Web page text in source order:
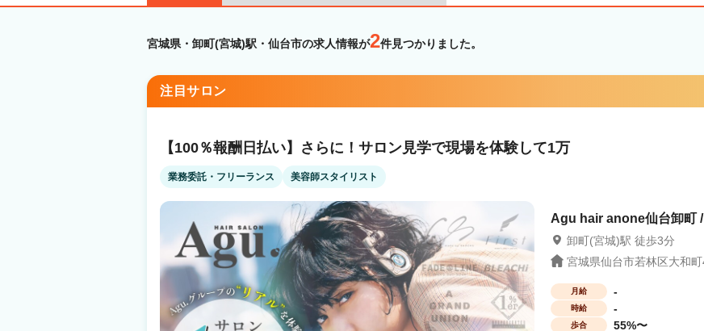
宮城県・卸町(宮城)駅・仙台市の求人情報が2件見つかりました。
注目サロン
【100％報酬日払い】さらに！サロン見学で現場を体験して1万
業務委託・フリーランス 美容師スタイリスト
Agu hair anone仙台卸町 /
卸町(宮城)駅 徒歩3分
宮城県仙台市若林区大和
月給 -
時給 -
歩合 55%〜